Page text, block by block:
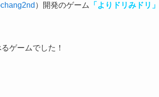
）開発のゲーム 「よりドリみドリ」
ゲームでした！